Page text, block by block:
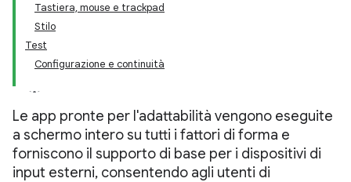
Tastiera, mouse e trackpad
Stilo
Test
Configurazione e continuità
Le app pronte per l'adattabilità vengono eseguite
a schermo intero su tutti i fattori di forma e
forniscono il supporto di base per i dispositivi di
input esterni, consentendo agli utenti di